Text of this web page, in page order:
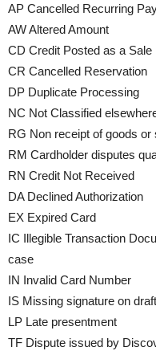
AP Cancelled Recurring
AW Altered Amount
CD Credit Posted as a Sale
CR Cancelled Reservation
DP Duplicate Processing
NC Not Classified
RG Non receipt of goods or
RM Cardholder disputes
RN Credit Not Received
DA Declined Authorization
EX Expired Card
IC Illegible Transaction
case
IN Invalid Card Number
IS Missing signature on
LP Late presentment
TF Dispute issued by